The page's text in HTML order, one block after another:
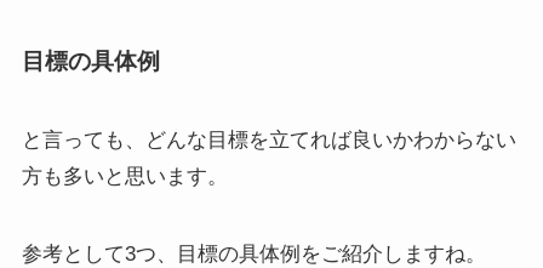
目標の具体例
と言っても、どんな目標を立てれば良いかわからない
方も多いと思います。
参考として3つ、目標の具体例をご紹介しますね。